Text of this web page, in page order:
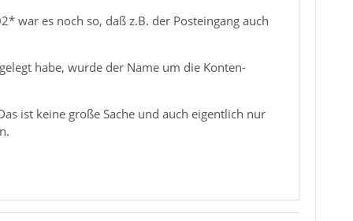
war es noch so, daß z.B. der Posteingang auch
habe, wurde der Name um die Konten-
ist keine große Sache und auch eigentlich nur